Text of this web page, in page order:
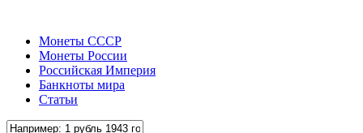
Монеты СССР
Монеты России
Российская Империя
Банкноты мира
Статьи